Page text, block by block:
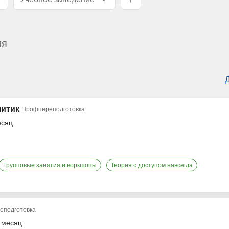
Профпереподготовка
Групповые занятия и воркшопы Теория с доступом навсегда